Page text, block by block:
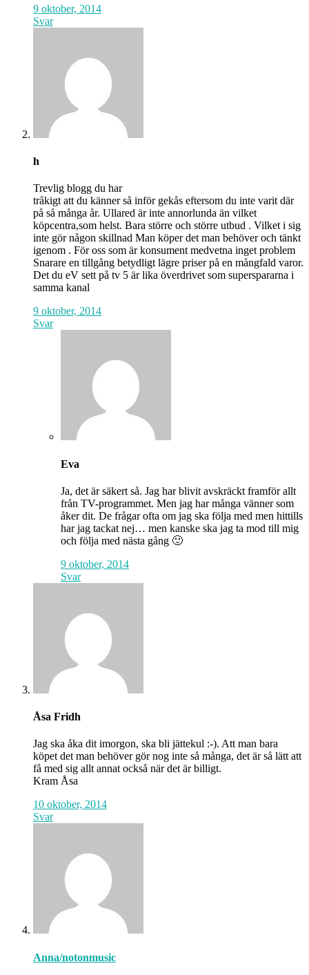
9 oktober, 2014
Svar
h
Trevlig blogg du har
tråkigt att du känner så inför gekås eftersom du inte varit där
på så många år. Ullared är inte annorlunda än vilket
köpcentra,som helst. Bara större och större utbud . Vilket i sig
inte gör någon skillnad Man köper det man behöver och tänkt
igenom . För oss som är konsument medvetna inget problem
Snarare en tillgång betydligt lägre priser på en mångfald varor.
Det du eV sett på tv 5 är lika överdrivet som superspararna i
samma kanal
9 oktober, 2014
Svar
Eva
Ja, det är säkert så. Jag har blivit avskräckt framför allt
från TV-programmet. Men jag har många vänner som
åker dit. De frågar ofta om jag ska följa med men hittills
har jag tackat nej… men kanske ska jag ta mod till mig
och följa med nästa gång 🙂
9 oktober, 2014
Svar
Åsa Fridh
Jag ska åka dit imorgon, ska bli jättekul :-). Att man bara
köpet det man behöver gör nog inte så många, det är så lätt att
få med sig allt annat också när det är billigt.
Kram Åsa
10 oktober, 2014
Svar
Anna/notonmusic